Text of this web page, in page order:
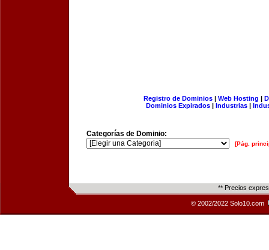
Registro de Dominios| Web Hosting |
Dominios Expirados | Industrias |
Categorías de Dominio:
[Pág.
** Precios
© 2002/2022 Solo10.com